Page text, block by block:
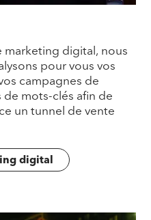
marketing digital, nous
pour vous vos
campagnes de
de mots-clés afin de
un tunnel de vente
digital